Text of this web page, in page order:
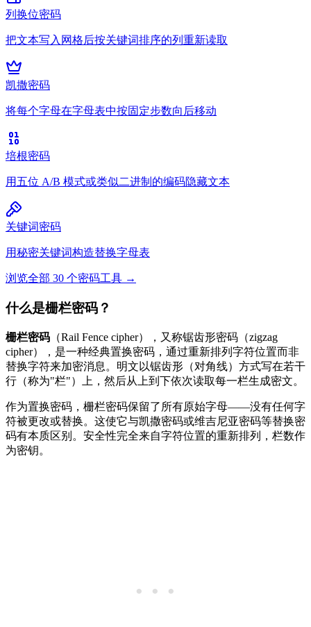
列换位密码
把文本写入网格后按关键词排序的列重新读取
凯撒密码
将每个字母在字母表中按固定步数向后移动
培根密码
用五位 A/B 模式或类似二进制的编码隐藏文本
关键词密码
用秘密关键词构造替换字母表
浏览全部 30 个密码工具 →
什么是栅栏密码？
栅栏密码 （Rail Fence cipher），又称锯齿形密码（zigzag
cipher），是一种经典置换密码，通过重新排列字符位置而非
替换字符来加密消息。明文以锯齿形（对角线）方式写在若干
行（称为"栏"）上，然后从上到下依次读取每一栏生成密文。
作为置换密码，栅栏密码保留了所有原始字母——没有任何字
符被更改或替换。这使它与凯撒密码或维吉尼亚密码等替换密
码有本质区别。安全性完全来自字符位置的重新排列，栏数作
为密钥。